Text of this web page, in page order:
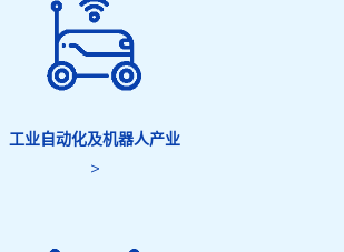
工业自动化及机器人产业
>